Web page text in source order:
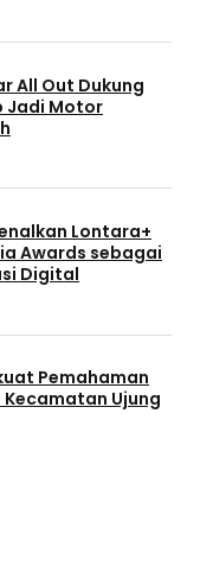
All Out Dukung
Jadi Motor
Lontara+
Awards sebagai
Digital
Pemahaman
Kecamatan Ujung